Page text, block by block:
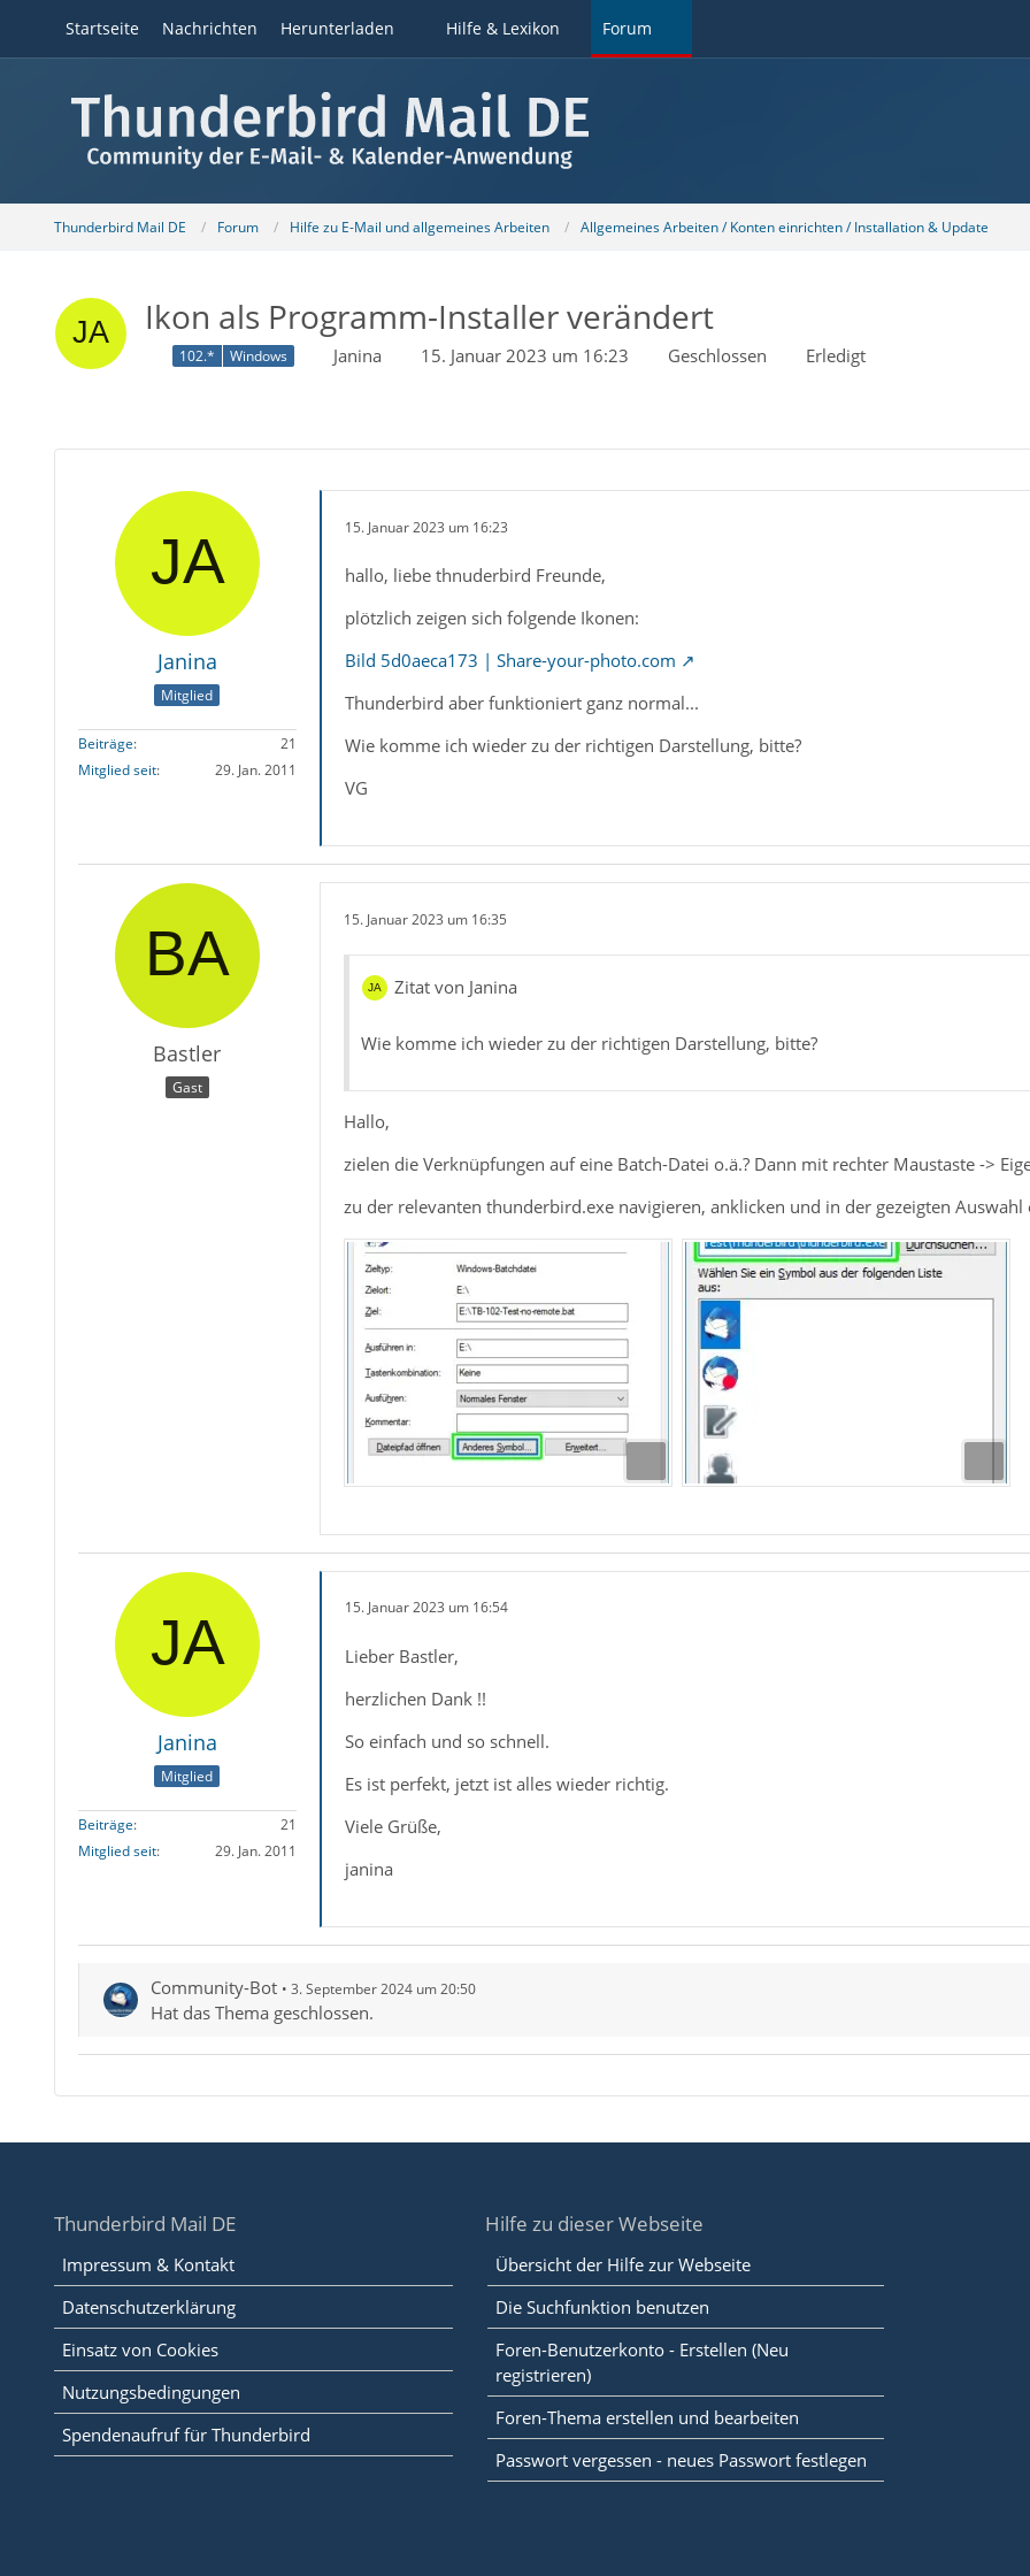
Startseite Nachrichten Herunterladen Hilfe & Lexikon Forum
Thunderbird Mail DE Forum Hilfe zu E-Mail und allgemeines Arbeiten Allgemeines Arbeiten / Konten einrichten / Installation & Update
Ikon als Programm-Installer verändert
102.* Windows Janina 15. Januar 2023 um 16:23 Geschlossen Erledigt
Janina
Mitglied
Beiträge
21
Mitglied seit
29. Jan. 2011
15. Januar 2023 um 16:23
hallo, liebe thnuderbird Freunde,
plötzlich zeigen sich folgende Ikonen:
Bild 5d0aeca173 | Share-your-photo.com
Thunderbird aber funktioniert ganz normal...
Wie komme ich wieder zu der richtigen Darstellung, bitte?
VG
Bastler
Gast
15. Januar 2023 um 16:35
Zitat von Janina
Wie komme ich wieder zu der richtigen Darstellung, bitte?
Hallo,
zielen die Verknüpfungen auf eine Batch-Datei o.ä.? Dann mit rechter Maustaste ->
zu der relevanten thunderbird.exe navigieren, anklicken und in der gezeigten Auswahl
Janina
Mitglied
Beiträge
21
Mitglied seit
29. Jan. 2011
15. Januar 2023 um 16:54
Lieber Bastler,
herzlichen Dank !!
So einfach und so schnell.
Es ist perfekt, jetzt ist alles wieder richtig.
Viele Grüße,
janina
Community-Bot 3. September 2024 um 20:50
Hat das Thema geschlossen.
Thunderbird Mail DE
Impressum & Kontakt
Datenschutzerklärung
Einsatz von Cookies
Nutzungsbedingungen
Spendenaufruf für Thunderbird
Hilfe zu dieser Webseite
Übersicht der Hilfe zur Webseite
Die Suchfunktion benutzen
Foren-Benutzerkonto - Erstellen (Neu
registrieren)
Foren-Thema erstellen und bearbeiten
Passwort vergessen - neues Passwort festlegen